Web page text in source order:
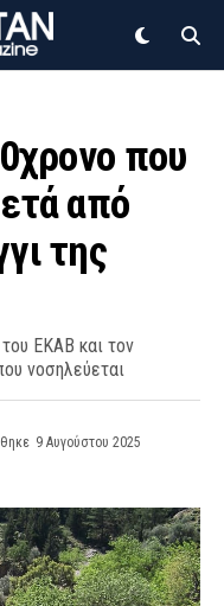
που
από
της
ΕΚΑΒ και τον
νοσηλεύεται
9 Αυγούστου 2025